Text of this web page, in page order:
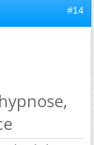
#14